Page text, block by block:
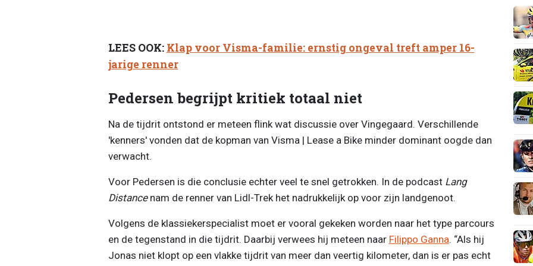
LEES OOK: Klap voor Visma-familie: ernstig ongeval treft amper 16-
jarige renner
Pedersen begrijpt kritiek totaal niet
Na de tijdrit ontstond er meteen flink wat discussie over Vingegaard. Verschillende
'kenners' vonden dat de kopman van Visma | Lease a Bike minder dominant oogde dan
verwacht.
Voor Pedersen is die conclusie echter veel te snel getrokken. In de podcast Lang
Distancenam de renner van Lidl-Trek het nadrukkelijk op voor zijn landgenoot.
Volgens de klassiekerspecialist moet er vooral gekeken worden naar het type parcours
en de tegenstand in die tijdrit. Daarbij verwees hij meteen naar Filippo Ganna. “Als hij
Jonas niet klopt op een vlakke tijdrit van meer dan veertig kilometer, dan is er pas echt